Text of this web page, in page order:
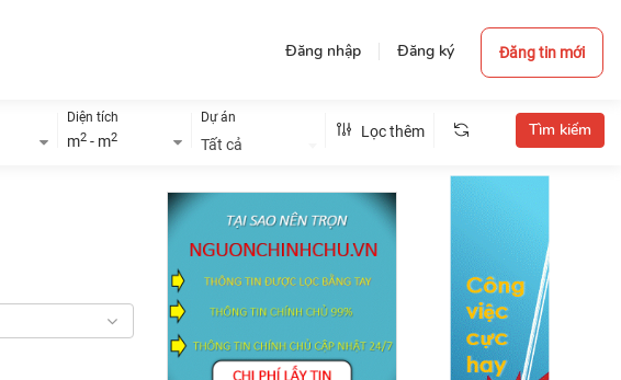
Đăng nhập Đăng ký Đăng tin mới
Diện tích
m2 - m2
Dự án
Tất cả
Lọc thêm